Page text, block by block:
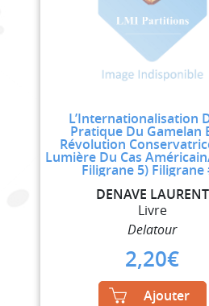
L’Internationalisation
Pratique Du Gamelan
Révolution
Lumière Du Cas
Filigrane 5) Filigrane
DENAVE LAURENT
Livre
Delatour
2,20€
Ajouter